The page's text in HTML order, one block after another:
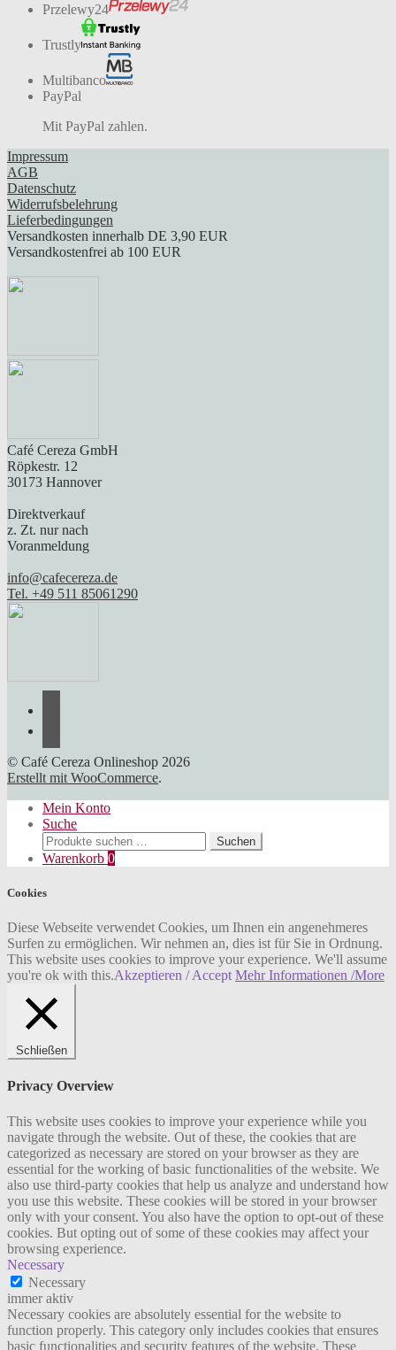
Przelewy24
Trustly
Multibanco
PayPal
Mit PayPal zahlen.
Impressum
AGB
Datenschutz
Widerrufsbelehrung
Lieferbedingungen
Versandkosten innerhalb DE 3,90 EUR
Versandkostenfrei ab 100 EUR
Café Cereza GmbH
Röpkestr. 12
30173 Hannover
Direktverkauf
z. Zt. nur nach
Voranmeldung
info@cafecereza.de
Tel. +49 511 85061290
© Café Cereza Onlineshop 2026
Erstellt mit WooCommerce.
Mein Konto
Suche
Suchen
nach:
Suchen
Warenkorb 0
Cookies
Diese Webseite verwendet Cookies, um Ihnen ein angenehmeres
Surfen zu ermöglichen. Wir nehmen an, dies ist für Sie in Ordnung.
This website uses cookies to improve your experience. We'll assume
you're ok with this.Akzeptieren / Accept Mehr Informationen /More
Schließen
Privacy Overview
This website uses cookies to improve your experience while you
navigate through the website. Out of these, the cookies that are
categorized as necessary are stored on your browser as they are
essential for the working of basic functionalities of the website. We
also use third-party cookies that help us analyze and understand how
you use this website. These cookies will be stored in your browser
only with your consent. You also have the option to opt-out of these
cookies. But opting out of some of these cookies may affect your
browsing experience.
Necessary
Necessary
immer aktiv
Necessary cookies are absolutely essential for the website to
function properly. This category only includes cookies that ensures
basic functionalities and security features of the website. These